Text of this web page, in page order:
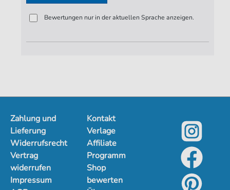
Bewertungen nur in der aktuellen Sprache anzeigen.
Zahlung und
Lieferung
Widerrufsrecht
Vertrag
widerrufen
Impressum
Kontakt
Verlage
Affiliate
Programm
Shop
bewerten